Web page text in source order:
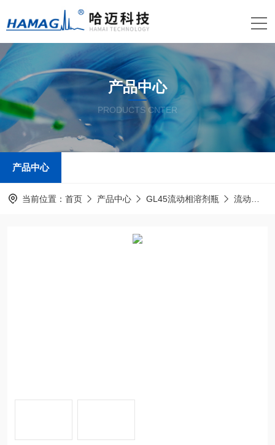
产品中心
PRODUCTS CNTER
产品中心
当前位置： 首页 产品中心 GL45流动相溶剂瓶 流动相瓶及带孔盖